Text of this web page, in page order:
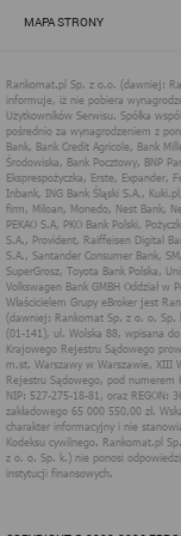
MAPA STRONY
dostosowanie
Więcej informacji
serwisie dostępne
Polityka
o.o.
k.)
Rankomat.pl Sp. z
siedzibą w
przedsiębiorców
przez Sąd
Wydział
numerem KRS
oraz REGON:
na swoich stronach
Zasady
użytkownika w
ze stron